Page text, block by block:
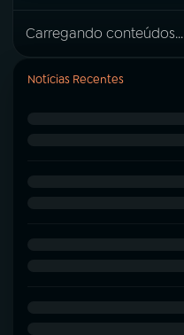
Carregando conteúdos...
Notícias Recentes